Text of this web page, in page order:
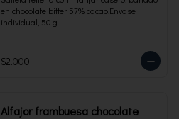
en chocolate bitter 57% cacao.Envase
individual, 50 g.
$2.000
Alfajor frambuesa chocolate